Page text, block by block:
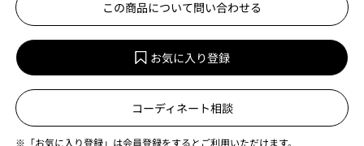
この商品について問い合わせる
お気に入り登録
コーディネート相談
※「お気に入り登録」は会員登録をするとご利用いただけます。